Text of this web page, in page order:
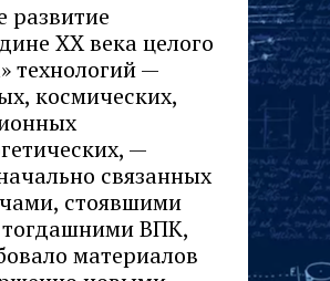
развитие
ХХ века целого
технологий —
космических,
—
связанных
стоявшими
ВПК,
материалов